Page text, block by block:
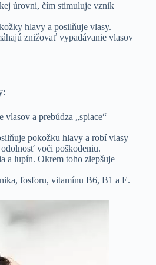
úrovni, čím stimuluje vznik
hlavy a posilňuje vlasy.
znižovať vypadávanie vlasov
a prebúdza „spiace“
pokožku hlavy a robí vlasy
voči poškodeniu.
a lupín. Okrem toho zlepšuje
fosforu, vitamínu B6, B1 a E.